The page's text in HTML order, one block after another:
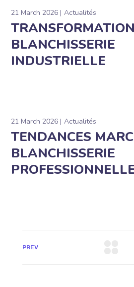
21 March 2026 Actualités
BLANCHISSERIE
INDUSTRIELLE
21 March 2026 Actualités
TENDANCES
BLANCHISSERIE
PREV